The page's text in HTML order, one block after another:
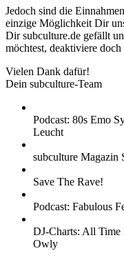
Jedoch sind die
einzige Möglichkeit Dir
Dir subculture.de gefällt
möchtest, deaktiviere
Vielen Dank dafür!
Dein subculture-Team
Podcast: 80s Emo
Leucht
subculture Magazin
Save The Rave!
Podcast: Fabulous
DJ-Charts: All Time
Owly